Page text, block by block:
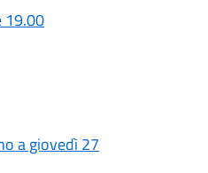
19.00
a giovedì 27